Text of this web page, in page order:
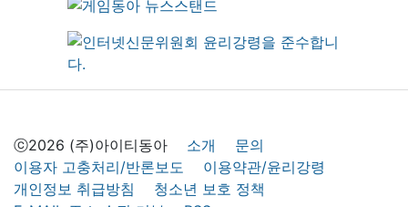
ⓒ2026 (주)아이티동아 소개
문의
이용자 고충처리/반론보도
이용약관/윤리강령
개인정보 취급방침
청소년 보호 정책